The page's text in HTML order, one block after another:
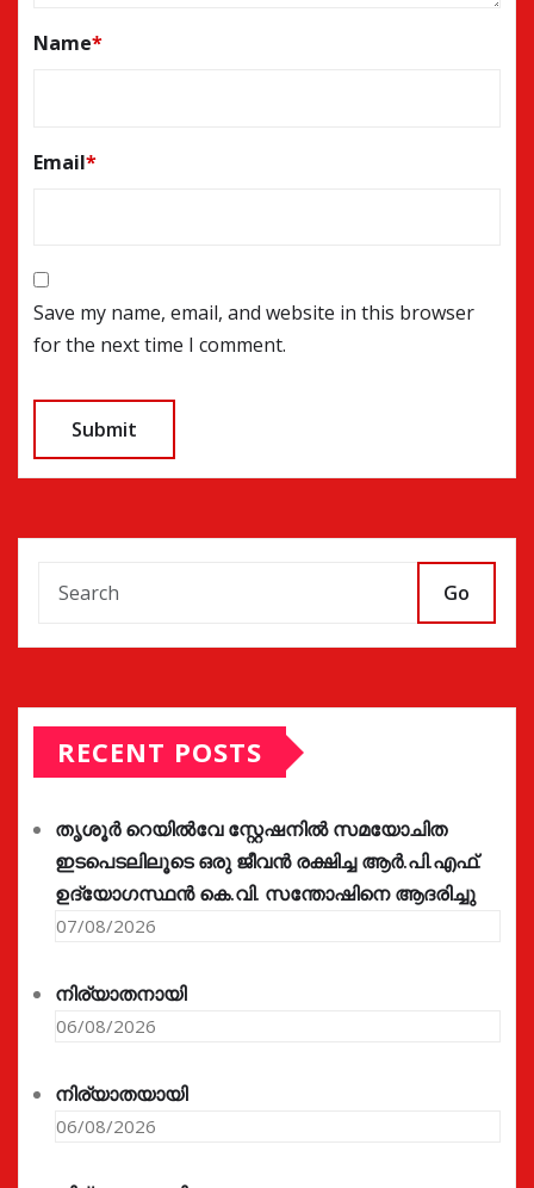
Name*
Email*
Save my name, email, and website in this browser
for the next time I comment.
Go
RECENT POSTS
തൃശൂർ റെയിൽവേ സ്റ്റേഷനിൽ സമയോചിത
ഇടപെടലിലൂടെ ഒരു ജീവൻ രക്ഷിച്ച ആർ.പി.എഫ്.
ഉദ്യോഗസ്ഥൻ കെ.വി. സന്തോഷിനെ ആദരിച്ചു
07/08/2026
നിര്യാതനായി
06/08/2026
നിര്യാതയായി
06/08/2026